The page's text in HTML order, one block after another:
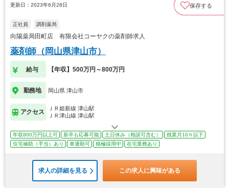
更新日：2023年6月28日 保存する
正社員 調剤薬局
向陽薬局田町店 有限会社コーヤクの薬剤師求人
薬剤師（岡山県津山市）
給与 【年収】500万円～800万円
勤務地 岡山県 津山市
アクセス
ＪＲ姫新線 津山駅
ＪＲ津山線 津山駅
年収800万円以上可 新卒も応募可能 土日休み（相談可含む）
残業月10ｈ以下
住宅補助（手当）あり
車通勤可 積極採用中 在宅業務あり
求人の詳細を見る この求人に興味がある